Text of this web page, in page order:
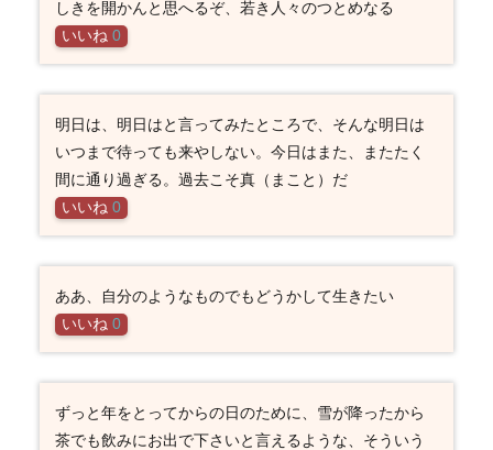
しきを開かんと思へるぞ、若き人々のつとめなる
いいね 0
明日は、明日はと言ってみたところで、そんな明日は
いつまで待っても来やしない。今日はまた、またたく
間に通り過ぎる。過去こそ真（まこと）だ
いいね 0
ああ、自分のようなものでもどうかして生きたい
いいね 0
ずっと年をとってからの日のために、雪が降ったから
茶でも飲みにお出で下さいと言えるような、そういう